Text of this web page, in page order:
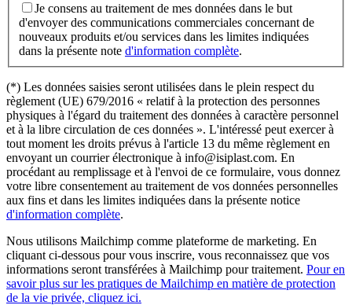
Je consens au traitement de mes données dans le but
d'envoyer des communications commerciales concernant de
nouveaux produits et/ou services dans les limites indiquées
dans la présente note d'information complète.
(*) Les données saisies seront utilisées dans le plein respect du
règlement (UE) 679/2016 « relatif à la protection des personnes
physiques à l'égard du traitement des données à caractère personnel
et à la libre circulation de ces données ». L'intéressé peut exercer à
tout moment les droits prévus à l'article 13 du même règlement en
envoyant un courrier électronique à info@isiplast.com. En
procédant au remplissage et à l'envoi de ce formulaire, vous donnez
votre libre consentement au traitement de vos données personnelles
aux fins et dans les limites indiquées dans la présente notice
d'information complète.
Nous utilisons Mailchimp comme plateforme de marketing. En
cliquant ci-dessous pour vous inscrire, vous reconnaissez que vos
informations seront transférées à Mailchimp pour traitement. Pour en
savoir plus sur les pratiques de Mailchimp en matière de protection
de la vie privée, cliquez ici.